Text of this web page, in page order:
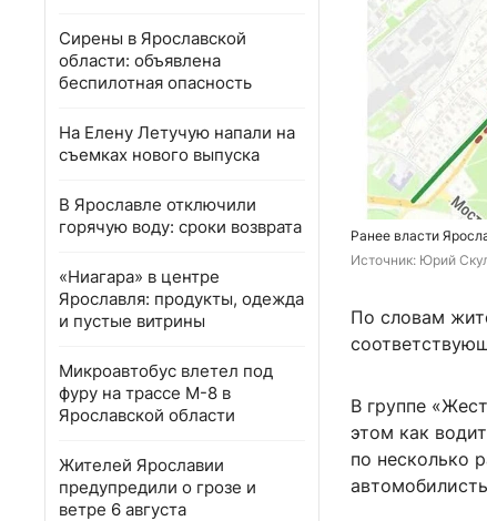
Сирены в Ярославской
области: объявлена
беспилотная опасность
На Елену Летучую напали на
съемках нового выпуска
В Ярославле отключили
горячую воду: сроки возврата
«Ниагара» в центре
Ярославля: продукты, одежда
и пустые витрины
Микроавтобус влетел под
фуру на трассе М-8 в
Ярославской области
Жителей Ярославии
предупредили о грозе и
ветре 6 августа
Ранее власти
Источник: Юрий
По словам
В группе
этом как
по несколько